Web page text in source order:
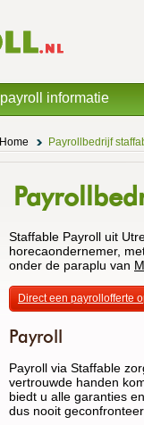
Home Payrollbedrijf
Staffable Payroll uit
horecaondernemer,
onder de paraplu van
Direct een payrollofferte
Payroll
Payroll via Staffable
vertrouwde handen
biedt u alle garanties
dus nooit
payroll informatie